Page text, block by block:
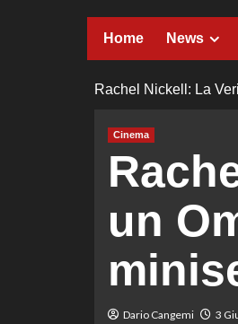
Home News
Rachel Nickell: La
Cinema
un
Dario Cangemi 3